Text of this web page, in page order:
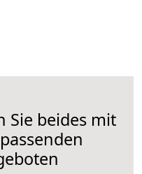
Sie beides mit